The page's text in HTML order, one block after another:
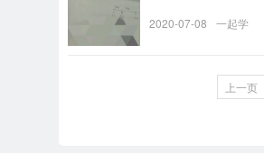
2020-07-08 一起学
上一页